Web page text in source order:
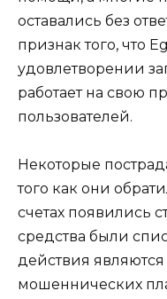
оставались без
признак того, что
удовлетворении
работает на свою
пользователей.
Некоторые
того как они
счетах появились
средства были
действия
мошеннических